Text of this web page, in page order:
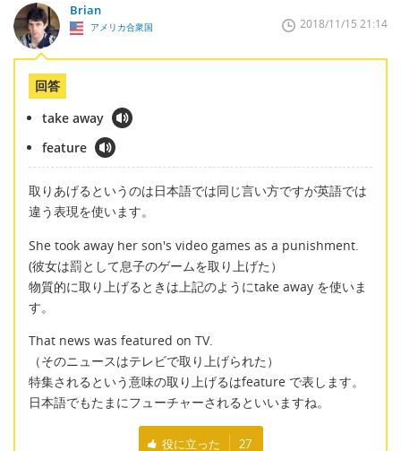
Brian
アメリカ合衆国 2018/11/15 21:14
回答
take away
feature
取りあげるというのは日本語では同じ言い方ですが英語では
違う表現を使います。
She took away her son's video games as a punishment.
(彼女は罰として息子のゲームを取り上げた）
物質的に取り上げるときは上記のようにtake away を使いま
す。
That news was featured on TV.
（そのニュースはテレビで取り上げられた）
特集されるという意味の取り上げるはfeature で表します。
日本語でもたまにフューチャーされるといいますね。
役に立った 27